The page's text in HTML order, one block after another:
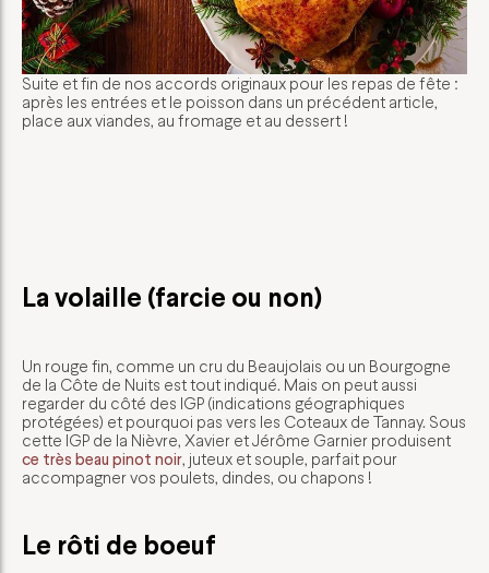
Suite et fin de nos accords originaux pour les repas de fête :
après les entrées et le poisson dans un précédent article,
place aux viandes, au fromage et au dessert !
La volaille (farcie ou non)
Un rouge fin, comme un cru du Beaujolais ou un Bourgogne
de la Côte de Nuits est tout indiqué. Mais on peut aussi
regarder du côté des IGP (indications géographiques
protégées) et pourquoi pas vers les Coteaux de Tannay. Sous
cette IGP de la Nièvre, Xavier et Jérôme Garnier produisent
ce très beau pinot noir, juteux et souple, parfait pour
accompagner vos poulets, dindes, ou chapons !
Le rôti de boeuf